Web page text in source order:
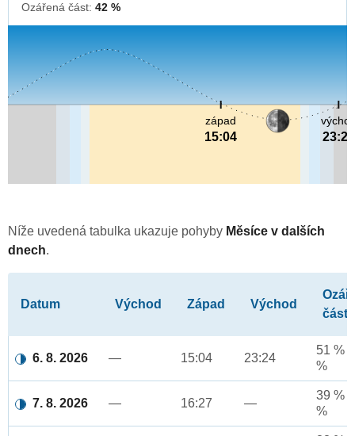
Ozářená část: 42 %
23:24
západ
15:04
Níže uvedená tabulka ukazuje pohyby Měsíce v dalších
dnech.
Datum Východ Západ Východ
část
6. 8. 2026 — 15:04 23:24
51 %
%
7. 8. 2026 — 16:27 —
39 %
%